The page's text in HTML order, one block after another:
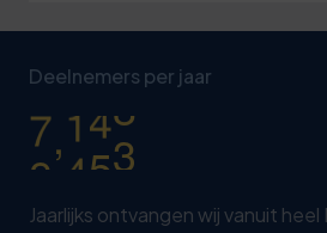
Deelnemers per jaar
7
8
9,
4
7
0
9
0
0
0
5
0
Jaarlijks ontvangen wij vanuit heel
2
3
4
5
0
1
2
3
4
7
2
7
2
7